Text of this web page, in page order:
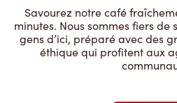
Savourez notre café
minutes. Nous sommes fiers
gens d’ici, préparé avec des
éthique qui profitent aux